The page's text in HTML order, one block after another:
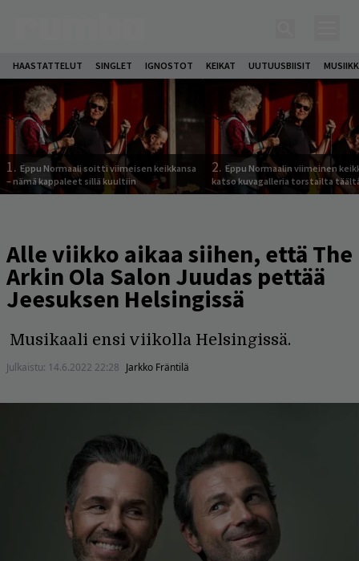
HAASTATTELUT SINGLET IGNOSTOT KEIKAT UUTUUSBIISIT
1. Eppu Normaali soitti viimeisen keikkansa
– nämä kappaleet sillä kuultiin
2. Eppu Normaalin viimeinen
katso kuvagalleria torstailta
Alle viikko aikaa siihen, että The
Arkin Ola Salon Juudas pettää
Jeesuksen Helsingissä
Musikaali ensi viikolla Helsingissä.
Julkaistu: 14.6.2022 22:28 Jarkko Fräntilä